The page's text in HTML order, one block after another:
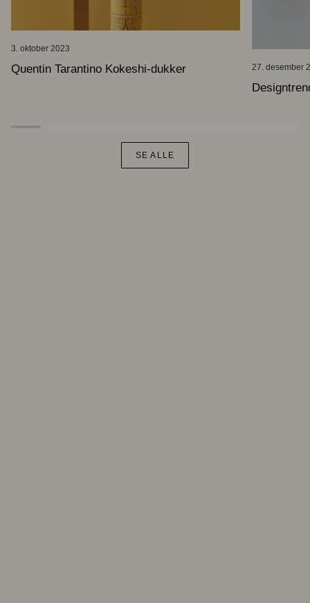
3. oktober 2023
Quentin Tarantino Kokeshi-dukker 27. desember
SE ALLE